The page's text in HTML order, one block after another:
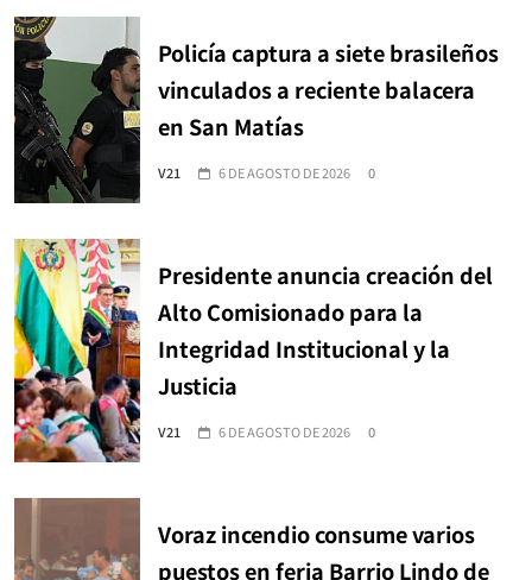
Policía captura a siete brasileños
vinculados a reciente balacera
en San Matías
V21 6 DE AGOSTO DE 2026 0
Presidente anuncia creación del
Alto Comisionado para la
Integridad Institucional y la
Justicia
V21 6 DE AGOSTO DE 2026 0
Voraz incendio consume varios
puestos en feria Barrio Lindo de